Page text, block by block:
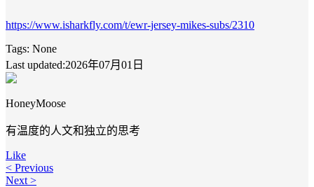
https://www.isharkfly.com/t/ewr-jersey-mikes-subs/2310
Tags: None
Last updated:2026年07月01日
HoneyMoose
有温度的人文和独立的思考
Like
< Previous
Next >